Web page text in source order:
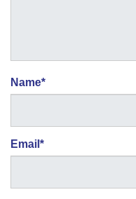
Name*
Email *